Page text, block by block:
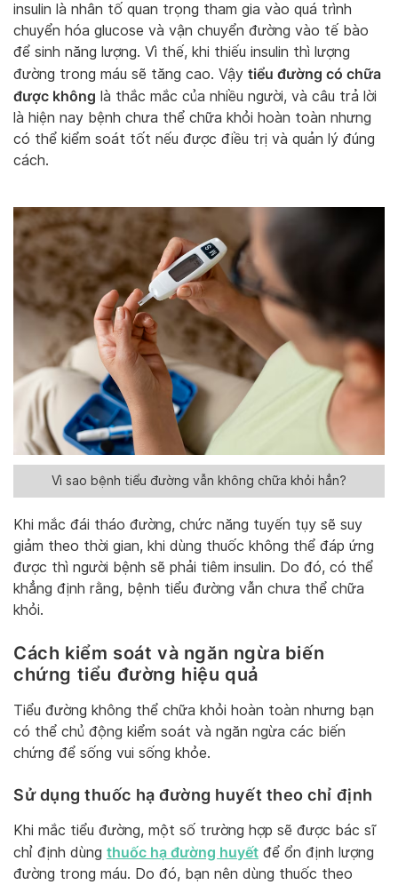
insulin là nhân tố quan trọng tham gia vào quá trình
chuyển hóa glucose và vận chuyển đường vào tế bào
để sinh năng lượng. Vì thế, khi thiếu insulin thì lượng
đường trong máu sẽ tăng cao. Vậy tiểu đường có chữa
được không là thắc mắc của nhiều người, và câu trả lời
là hiện nay bệnh chưa thể chữa khỏi hoàn toàn nhưng
có thể kiểm soát tốt nếu được điều trị và quản lý đúng
cách.
Vì sao bệnh tiểu đường vẫn không chữa khỏi hẳn?
Khi mắc đái tháo đường, chức năng tuyến tụy sẽ suy
giảm theo thời gian, khi dùng thuốc không thể đáp ứng
được thì người bệnh sẽ phải tiêm insulin. Do đó, có thể
khẳng định rằng, bệnh tiểu đường vẫn chưa thể chữa
khỏi.
Cách kiểm soát và ngăn ngừa biến
chứng tiểu đường hiệu quả
Tiểu đường không thể chữa khỏi hoàn toàn nhưng bạn
có thể chủ động kiểm soát và ngăn ngừa các biến
chứng để sống vui sống khỏe.
Sử dụng thuốc hạ đường huyết theo chỉ định
Khi mắc tiểu đường, một số trường hợp sẽ được bác sĩ
chỉ định dùng thuốc hạ đường huyết để ổn định lượng
đường trong máu. Do đó, bạn nên dùng thuốc theo